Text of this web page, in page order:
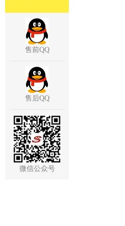
售前QQ
售后QQ
微信公众号